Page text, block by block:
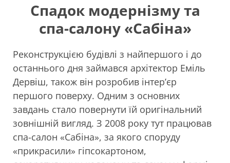
Спадок модернізму та
спа-салону «Сабіна»
Реконструкцією будівлі з найпершого і до
останнього дня займався архітектор Еміль
Дервіш, також він розробив інтер’єр
першого поверху. Одним з основних
завдань стало повернути їй оригінальний
зовнішній вигляд. З 2008 року тут працював
спа-салон «Сабіна», за якого споруду
«прикрасили» гіпсокартоном,